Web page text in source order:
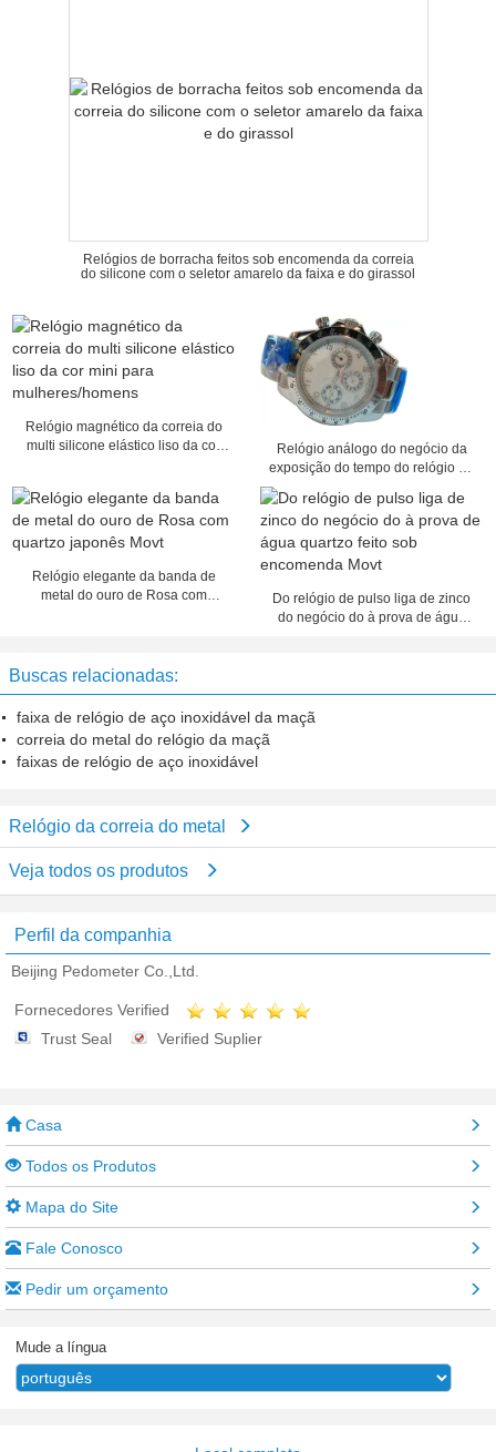
Relógios de borracha feitos sob encomenda da correia
do silicone com o seletor amarelo da faixa e do girassol
Relógio magnético da correia do
multi silicone elástico liso da cor
Relógio análogo do negócio da
exposição do tempo do relógio de
quartzo dos homens da correia do
metal
Relógio elegante da banda de
metal do ouro de Rosa com
Do relógio de pulso liga de zinco
do negócio do à prova de água
Buscas relacionadas:
faixa de relógio de aço inoxidável da maçã
correia do metal do relógio da maçã
faixas de relógio de aço inoxidável
Relógio da correia do metal
Veja todos os produtos
Perfil da companhia
Beijing Pedometer Co.,Ltd.
Fornecedores Verified
Trust Seal
Verified Suplier
Casa
Todos os Produtos
Mapa do Site
Fale Conosco
Pedir um orçamento
Mude a língua